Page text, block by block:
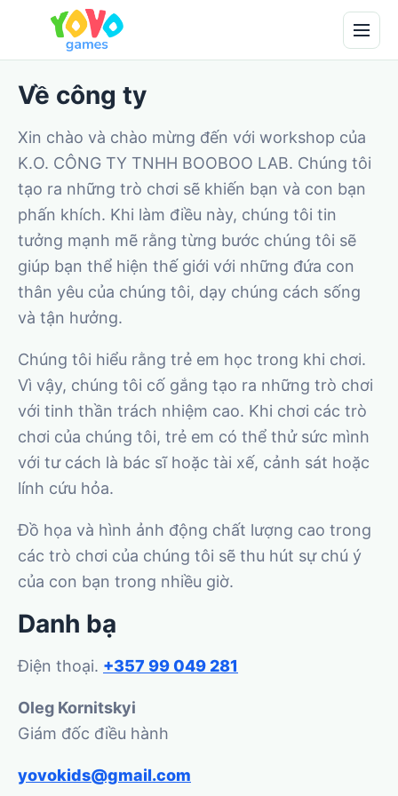
Về công ty
Xin chào và chào mừng đến với workshop của
K.O. CÔNG TY TNHH BOOBOO LAB. Chúng tôi
tạo ra những trò chơi sẽ khiến bạn và con bạn
phấn khích. Khi làm điều này, chúng tôi tin
tưởng mạnh mẽ rằng từng bước chúng tôi sẽ
giúp bạn thể hiện thế giới với những đứa con
thân yêu của chúng tôi, dạy chúng cách sống
và tận hưởng.
Chúng tôi hiểu rằng trẻ em học trong khi chơi.
Vì vậy, chúng tôi cố gắng tạo ra những trò chơi
với tinh thần trách nhiệm cao. Khi chơi các trò
chơi của chúng tôi, trẻ em có thể thử sức mình
với tư cách là bác sĩ hoặc tài xế, cảnh sát hoặc
lính cứu hỏa.
Đồ họa và hình ảnh động chất lượng cao trong
các trò chơi của chúng tôi sẽ thu hút sự chú ý
của con bạn trong nhiều giờ.
Danh bạ
Điện thoại. +357 99 049 281
Oleg Kornitskyi
Giám đốc điều hành
yovokids@gmail.com